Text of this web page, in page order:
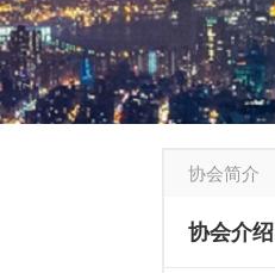
协会简介
协会介绍